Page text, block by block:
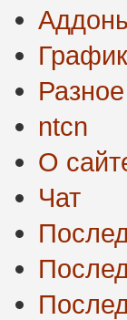
Разное
ntcn
О
Чат